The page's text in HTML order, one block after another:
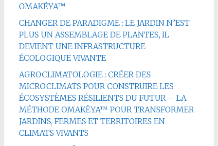
OMAKËYA™
CHANGER DE PARADIGME : LE JARDIN N’EST
PLUS UN ASSEMBLAGE DE PLANTES, IL
DEVIENT UNE INFRASTRUCTURE
ÉCOLOGIQUE VIVANTE
AGROCLIMATOLOGIE : CRÉER DES
MICROCLIMATS POUR CONSTRUIRE LES
ÉCOSYSTÈMES RÉSILIENTS DU FUTUR – LA
MÉTHODE OMAKËYA™ POUR TRANSFORMER
JARDINS, FERMES ET TERRITOIRES EN
CLIMATS VIVANTS